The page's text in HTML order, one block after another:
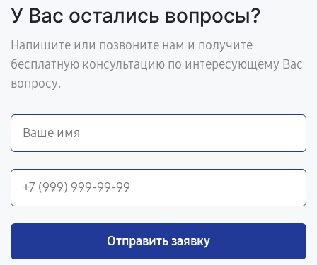
У Вас остались вопросы?
Напишите или позвоните нам и получите
бесплатную консультацию по интересующему Вас
вопросу.
Отправить заявку